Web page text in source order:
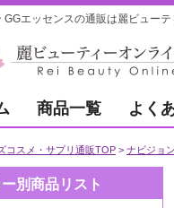
GGエッセンスの通販は麗ビュー
商品一覧 よく
コスメ・サプリ通販TOP ナビジョ
別商品リスト